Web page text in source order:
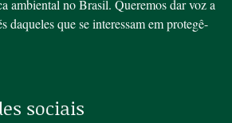
ambiental no Brasil. Queremos dar voz a
daqueles que se interessam em protegê-
sociais